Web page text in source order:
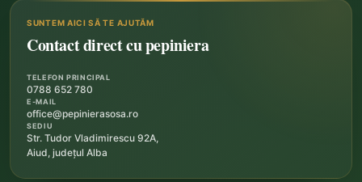
SUNTEM AICI SĂ TE AJUTĂM
Contact direct cu pepiniera
TELEFON PRINCIPAL
0788 652 780
E-MAIL
office@pepinierasosa.ro
SEDIU
Str. Tudor Vladimirescu 92A,
Aiud, județul Alba